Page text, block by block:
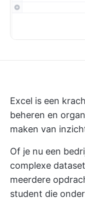
Excel is een
beheren en
maken van
Of je nu een
complexe
meerdere
student die